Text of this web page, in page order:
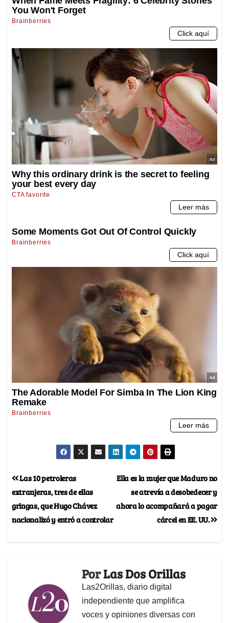
Ella es la mujer que Maduro no
se atrevía a desobedecer y
ahora lo acompañará a pagar
cárcel en EE. UU.
Las 10 petroleras
extranjeras, tres de ellas
gringas, que Hugo Chávez
nacionalizó y entró a controlar
PorLas Dos Orillas
Las2Orillas, diario digital
independiente que amplifica
voces y opiniones diversas con